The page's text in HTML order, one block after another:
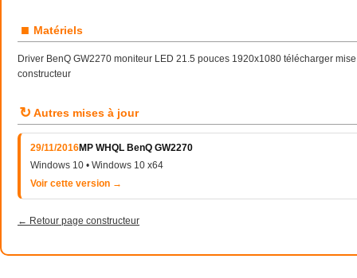
■ Matériels
Driver BenQ GW2270 moniteur LED 21.5 pouces 1920x1080 télécharger
constructeur
↻ Autres mises à jour
29/11/2016MP WHQL BenQ GW2270
Windows 10 • Windows 10 x64
Voir cette version →
← Retour page constructeur